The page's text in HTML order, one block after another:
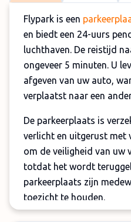
Flypark is een
en biedt een 24-uurs
luchthaven. De reistijd
ongeveer 5 minuten. U
afgeven van uw auto,
verplaatst naar een
De parkeerplaats is
verlicht en uitgerust met
om de veiligheid van uw
totdat het wordt
parkeerplaats zijn
toezicht te houden.